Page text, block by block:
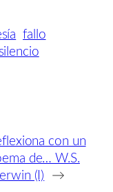
fallo
silencio
con un
de… W.S.
(I)
→